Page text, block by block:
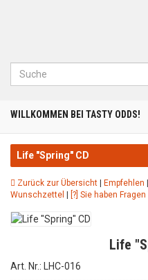
Suche
WILLKOMMEN BEI TASTY ODDS!
Life "Spring" CD
Zurück zur Übersicht Empfehlen
Wunschzettel
[?] Sie haben
Life
Art. Nr.: LHC-016